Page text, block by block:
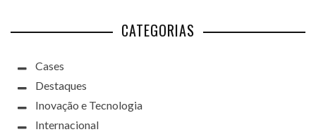
CATEGORIAS
Cases
Destaques
Inovação e Tecnologia
Internacional